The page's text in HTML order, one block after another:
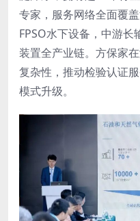
专家，服务网络全面覆
FPSO水下设备，中游长
装置全产业链。方保家
复杂性，推动检验认证
模式升级。